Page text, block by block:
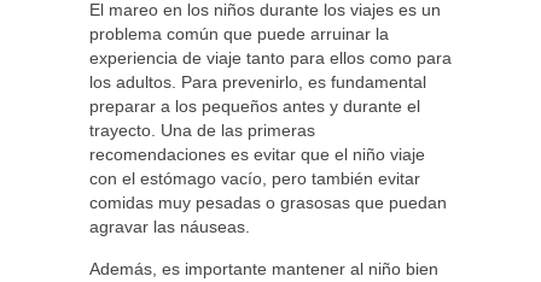
El mareo en los niños durante los viajes es un
problema común que puede arruinar la
experiencia de viaje tanto para ellos como para
los adultos. Para prevenirlo, es fundamental
preparar a los pequeños antes y durante el
trayecto. Una de las primeras
recomendaciones es evitar que el niño viaje
con el estómago vacío, pero también evitar
comidas muy pesadas o grasosas que puedan
agravar las náuseas.
Además, es importante mantener al niño bien